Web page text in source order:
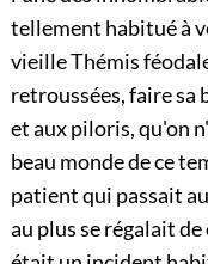
tellement habitué à
vieille Thémis
retroussées, faire sa
et aux piloris, qu'on
beau monde de ce
patient qui passait
au plus se régalait